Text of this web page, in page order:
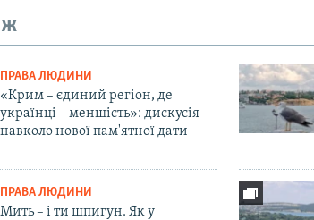
ПРАВА ЛЮДИНИ
«Крим – єдиний регіон, де
українці – меншість»: дискусія
навколо нової пам'ятної дати
ПРАВА ЛЮДИНИ
Мить – і ти шпигун. Як у